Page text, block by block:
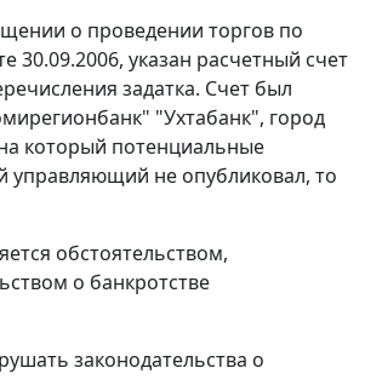
о проведении торгов по
указан расчетный счет
задатка. Счет был
"Ухтабанк", город
который потенциальные
управляющий не опубликовал, то
обстоятельством,
о банкротстве
законодательства о